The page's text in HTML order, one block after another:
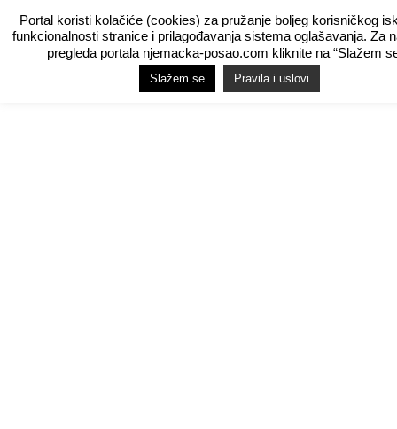
Portal koristi kolačiće (cookies) za pružanje boljeg korisničkog
funkcionalnosti stranice i prilagođavanja sistema oglašavanja. Za
pregleda portala njemacka-posao.com kliknite na “Slažem
Slažem se Pravila i uslovi